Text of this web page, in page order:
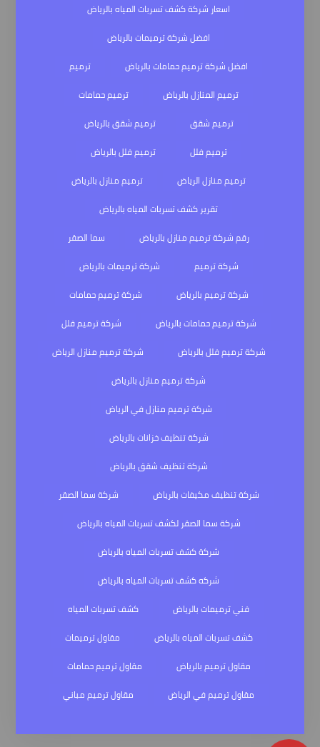
اسعار شركة كشف تسربات المياه بالرياض
افضل شركة ترميمات بالرياض
افضل شركة ترميم حمامات بالرياض
ترميم
ترميم المنازل بالرياض
ترميم حمامات
ترميم شقق
ترميم شقق بالرياض
ترميم فلل
ترميم فلل بالرياض
ترميم منازل الرياض
ترميم منازل بالرياض
تقرير كشف تسربات المياه بالرياض
رقم شركة ترميم منازل بالرياض
سما الصقر
شركة ترميم
شركة ترميمات بالرياض
شركة ترميم بالرياض
شركة ترميم حمامات
شركة ترميم حمامات بالرياض
شركة ترميم فلل
شركة ترميم فلل بالرياض
شركة ترميم منازل الرياض
شركة ترميم منازل بالرياض
شركة ترميم منازل في الرياض
شركة تنظيف خزانات بالرياض
شركة تنظيف شقق بالرياض
شركة تنظيف مكيفات بالرياض
شركة سما الصقر
شركة سما الصقر لكشف تسربات المياه بالرياض
شركة كشف تسربات المياه بالرياض
شركه كشف تسربات المياه بالرياض
فني ترميمات بالرياض
كشف تسربات المياه
كشف تسربات المياه بالرياض
مقاول ترميمات
مقاول ترميم بالرياض
مقاول ترميم حمامات
مقاول ترميم في الرياض
مقاول ترميم مباني